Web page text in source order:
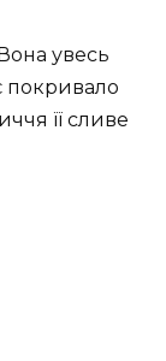
увесь
покривало
її сливе